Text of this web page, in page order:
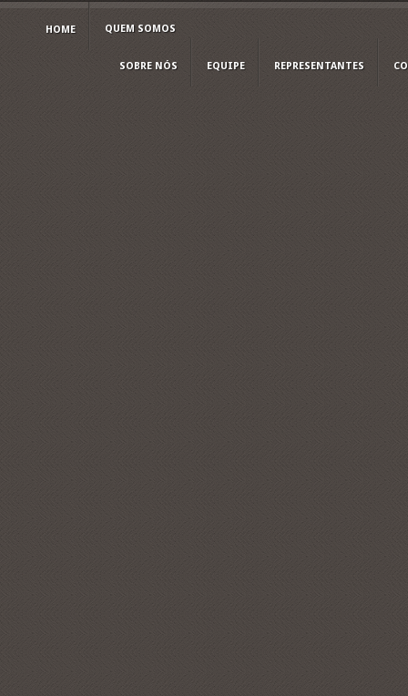
HOME QUEM SOMOS
SOBRE NÓS EQUIPE REPRESENTANTES